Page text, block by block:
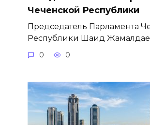
Чеченской Республики
Председатель Парламента
Республики Шаид
0 0